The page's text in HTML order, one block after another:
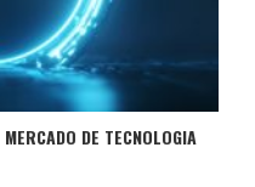
DE TECNOLOGIA